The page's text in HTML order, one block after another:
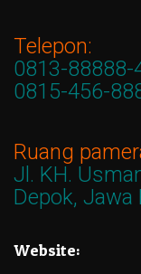
Telepon:
0813-88888-
0815-456-
Ruang
Jl. KH.
Depok, Jawa
Website: